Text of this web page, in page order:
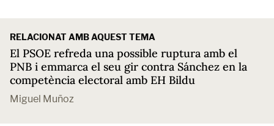
RELACIONAT AMB AQUEST TEMA
El PSOE refreda una possible ruptura amb el
PNB i emmarca el seu gir contra Sánchez en la
competència electoral amb EH Bildu
Miguel Muñoz